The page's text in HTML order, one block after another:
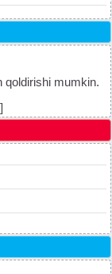
qoldirishi mumkin.
]